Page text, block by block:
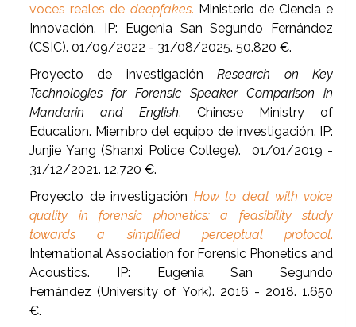
voces reales de deepfakes. Ministerio de Ciencia e
Innovación. IP: Eugenia San Segundo Fernández
(CSIC). 01/09/2022 - 31/08/2025. 50.820 €.
Proyecto de investigaciónResearch on Key
Technologies for Forensic Speaker Comparison in
Mandarin and English. Chinese Ministry of
Education. Miembro del equipo de investigación. IP:
Junjie Yang (Shanxi Police College). 01/01/2019 -
31/12/2021. 12.720 €.
Proyecto de investigación How to deal with voice
quality in forensic phonetics: a feasibility study
towards a simplified perceptual protocol.
International Association for Forensic Phonetics and
Acoustics. IP: Eugenia San Segundo
Fernández (University of York). 2016 - 2018. 1.650
€.